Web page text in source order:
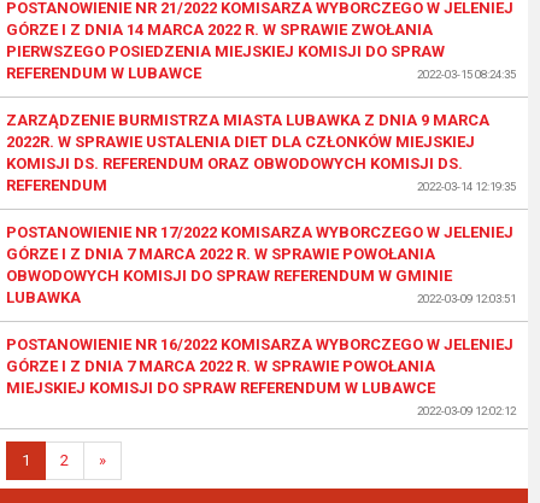
POSTANOWIENIE NR 21/2022 KOMISARZA WYBORCZEGO W JELENIEJ
GÓRZE I Z DNIA 14 MARCA 2022 R. W SPRAWIE ZWOŁANIA
PIERWSZEGO POSIEDZENIA MIEJSKIEJ KOMISJI DO SPRAW
REFERENDUM W LUBAWCE
2022-03-15 08:24:35
ZARZĄDZENIE BURMISTRZA MIASTA LUBAWKA Z DNIA 9 MARCA
2022R. W SPRAWIE USTALENIA DIET DLA CZŁONKÓW MIEJSKIEJ
KOMISJI DS. REFERENDUM ORAZ OBWODOWYCH KOMISJI DS.
REFERENDUM
2022-03-14 12:19:35
POSTANOWIENIE NR 17/2022 KOMISARZA WYBORCZEGO W JELENIEJ
GÓRZE I Z DNIA 7 MARCA 2022 R. W SPRAWIE POWOŁANIA
OBWODOWYCH KOMISJI DO SPRAW REFERENDUM W GMINIE
LUBAWKA
2022-03-09 12:03:51
POSTANOWIENIE NR 16/2022 KOMISARZA WYBORCZEGO W JELENIEJ
GÓRZE I Z DNIA 7 MARCA 2022 R. W SPRAWIE POWOŁANIA
MIEJSKIEJ KOMISJI DO SPRAW REFERENDUM W LUBAWCE
2022-03-09 12:02:12
1 2 »